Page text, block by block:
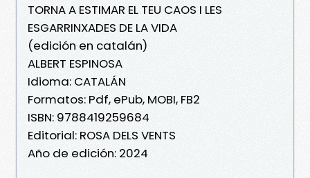
TORNA A ESTIMAR EL TEU CAOS I LES
ESGARRINXADES DE LA VIDA
(edición en catalán)
ALBERT ESPINOSA
Idioma: CATALÁN
Formatos: Pdf, ePub, MOBI, FB2
ISBN: 9788419259684
Editorial: ROSA DELS VENTS
Año de edición: 2024